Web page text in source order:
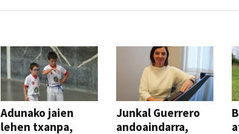
Adunako jaien
lehen txanpa,
Junkal Guerrero
andoaindarra,